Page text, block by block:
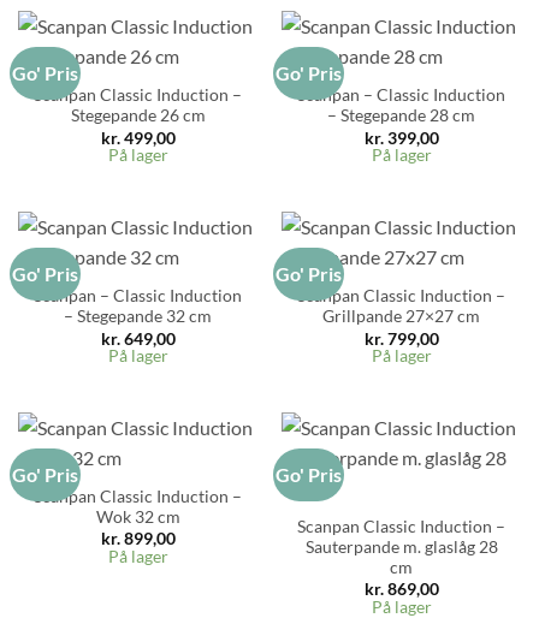
Go' Pris
Scanpan Classic Induction –
Stegepande 26 cm
kr.499,00
På lager
Go' Pris
Scanpan – Classic Induction
– Stegepande 28 cm
kr.399,00
På lager
Go' Pris
Scanpan – Classic Induction
– Stegepande 32 cm
kr.649,00
På lager
Go' Pris
Scanpan Classic Induction –
Grillpande 27×27 cm
kr.799,00
På lager
Go' Pris
Scanpan Classic Induction –
Wok 32 cm
kr.899,00
På lager
Go' Pris
Scanpan Classic Induction –
Sauterpande m. glaslåg 28
cm
kr.869,00
På lager